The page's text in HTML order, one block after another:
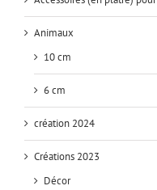
Animaux
10 cm
6 cm
création 2024
Créations 2023
Décor